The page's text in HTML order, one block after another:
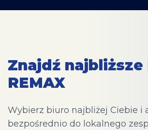
Znajdź
REMAX
Wybierz biuro najbliżej Ciebie i
bezpośrednio do lokalnego